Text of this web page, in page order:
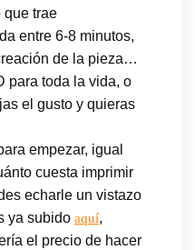
que trae
entre 6-8 minutos,
de la pieza…
para toda la vida, o
el gusto y quieras
empezar, igual
cuesta imprimir
echarle un vistazo
ya subido aquí,
el precio de hacer